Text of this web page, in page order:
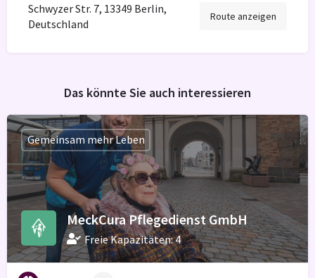
Schwyzer Str. 7, 13349 Berlin,
Deutschland
Route anzeigen
Das könnte Sie auch interessieren
MeckCura Pflegedienst GmbH
Freie Kapazitäten: 4
Gemeinsam mehr Leben